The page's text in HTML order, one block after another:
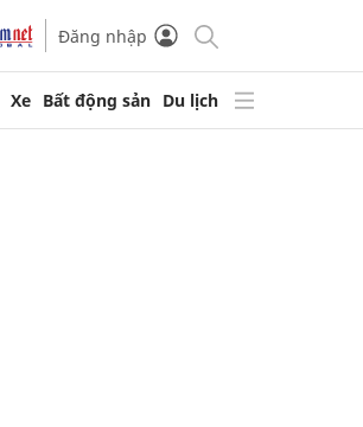
Đăng nhập
Xe Bất động sản Du lịch